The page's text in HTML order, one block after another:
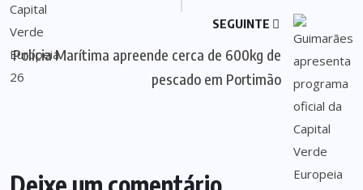
SEGUINTE
Polícia Marítima apreende cerca de 600kg de
pescado em Portimão